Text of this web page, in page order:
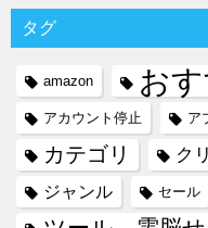
タグ
amazon お
アカウント停止 ア
カテゴリ ク
ジャンル セール